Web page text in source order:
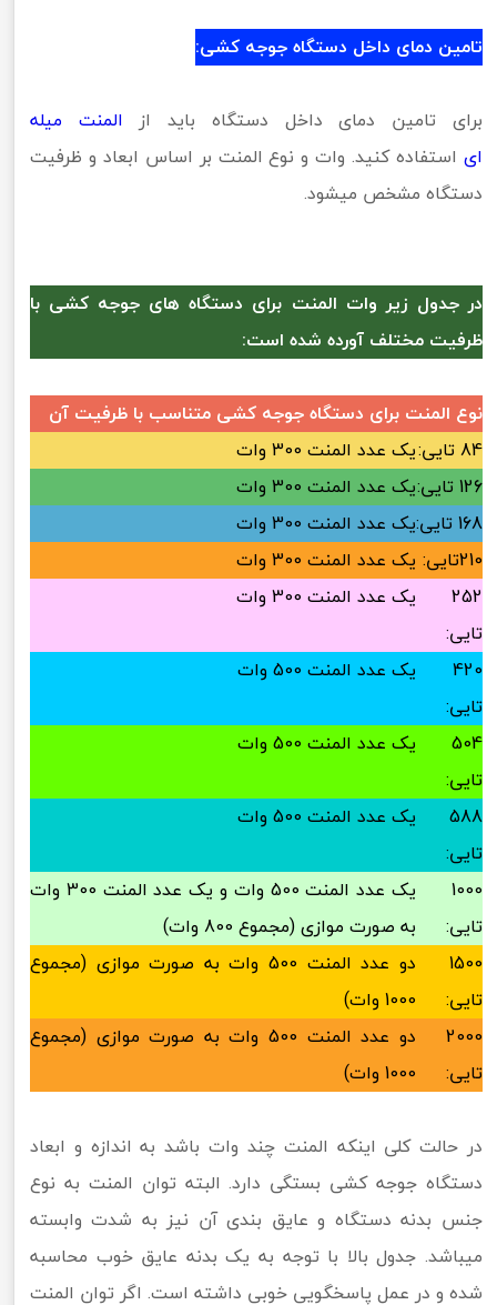
تامین دمای داخل دستگاه جوجه کشی:
برای تامین دمای داخل دستگاه باید از المنت میله
ای استفاده کنید. وات و نوع المنت بر اساس ابعاد و ظرفیت
دستگاه مشخص میشود.
در جدول زیر وات المنت برای دستگاه های جوجه کشی با
ظرفیت مختلف آورده شده است:
نوع المنت برای دستگاه جوجه کشی متناسب با ظرفیت آن
84 تایی:
یک عدد المنت 300 وات
126 تایی:
یک عدد المنت 300 وات
168 تایی:
یک عدد المنت 300 وات
210تایی:
یک عدد المنت 300 وات
252
تایی:
یک عدد المنت 300 وات
420
تایی:
یک عدد المنت 500 وات
504
تایی:
یک عدد المنت 500 وات
588
تایی:
یک عدد المنت 500 وات
1000
تایی:
یک عدد المنت 500 وات و یک عدد المنت 300 وات
به صورت موازی (مجموع 800 وات)
1500
تایی:
دو عدد المنت 500 وات به صورت موازی (مجموع
1000 وات)
2000
تایی:
دو عدد المنت 500 وات به صورت موازی (مجموع
1000 وات)
در حالت کلی اینکه المنت چند وات باشد به اندازه و ابعاد
دستگاه جوجه کشی بستگی دارد. البته توان المنت به نوع
جنس بدنه دستگاه و عایق بندی آن نیز به شدت وابسته
میباشد. جدول بالا با توجه به یک بدنه عایق خوب محاسبه
شده و در عمل پاسخگویی خوبی داشته است. اگر توان المنت